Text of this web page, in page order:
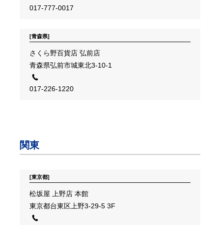
017-777-0017
[青森県]
さくら野百貨店 弘前店
青森県弘前市城東北3-10-1
017-226-1220
関東
[東京都]
松坂屋 上野店 本館
東京都台東区上野3-29-5 3F